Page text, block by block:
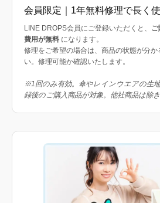
会員限定｜1年無料修理で長く
LINE DROPS会員にご登録いただくと、
費用が無料 になります。
修理をご希望の場合は、商品の状態が分か
い。修理可能か確認いたします。
※1回のみ有効。傘やレインウエアの生
録後のご購入商品が対象。他社商品は除き